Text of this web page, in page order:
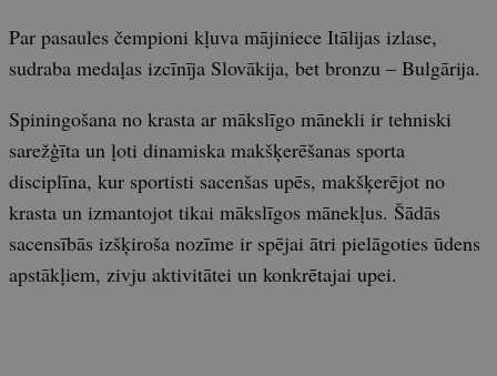
Par pasaules čempioni kļuva mājiniece Itālijas izlase,
sudraba medaļas izcīnīja Slovākija, bet bronzu – Bulgārija.
Spiningošana no krasta ar mākslīgo mānekli ir tehniski
sarežģīta un ļoti dinamiska makšķerēšanas sporta
disciplīna, kur sportisti sacenšas upēs, makšķerējot no
krasta un izmantojot tikai mākslīgos mānekļus. Šādās
sacensībās izšķiroša nozīme ir spējai ātri pielāgoties ūdens
apstākļiem, zivju aktivitātei un konkrētajai upei.